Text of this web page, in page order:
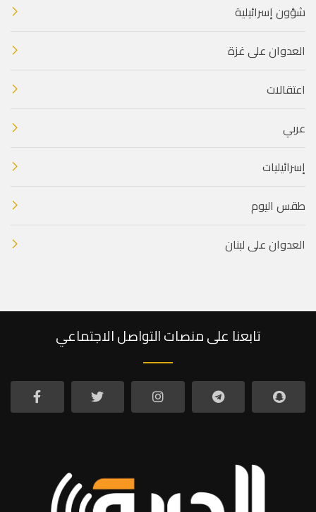
شؤون إسرائيلية
العدوان على غزة
اعتقالات
عربي
إسرائيليات
طقس اليوم
العدوان على لبنان
تابعنا على منصات التواصل الاجتماعي